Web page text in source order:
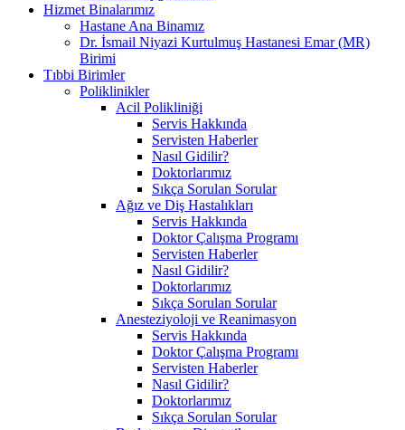
Hizmet Binalarımız
Hastane Ana Binamız
Dr. İsmail Niyazi Kurtulmuş Hastanesi Emar (MR)
Birimi
Tıbbi Birimler
Poliklinikler
Acil Polikliniği
Servis Hakkında
Servisten Haberler
Nasıl Gidilir?
Doktorlarımız
Sıkça Sorulan Sorular
Ağız ve Diş Hastalıkları
Servis Hakkında
Doktor Çalışma Programı
Servisten Haberler
Nasıl Gidilir?
Doktorlarımız
Sıkça Sorulan Sorular
Anesteziyoloji ve Reanimasyon
Servis Hakkında
Doktor Çalışma Programı
Servisten Haberler
Nasıl Gidilir?
Doktorlarımız
Sıkça Sorulan Sorular